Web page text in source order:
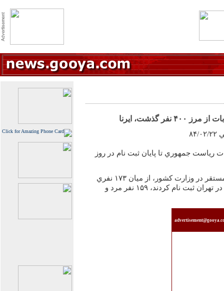
گذشت، ايرنا
رياست جمهوري تا پايان ثبت نام در روز
به گزارش خبرنگار سياسي ايرنا مستقر در وزارت كشور، از ميان ‪ ۱۷۳‬نفري